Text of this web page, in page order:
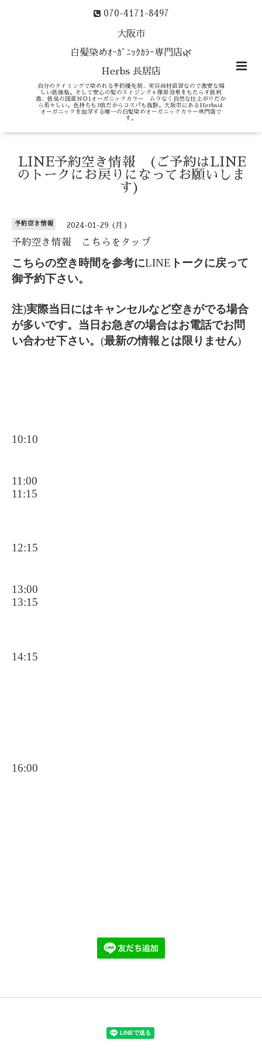
070-4171-8497
大阪市
白髪染めｵｰｶﾞﾆｯｸｶﾗｰ専門店🌿
Herbs 長居店
自分のタイミングで染めれる予約優先制、美容商材直営なので激安な嬉
しい低価格。そして安心の髪のエイジング＋保湿効果をもたらす低刺
激、低臭の国産ＮＯ1オーガニックカラー ムラなく自然な仕上がりだか
ら若々しい。色持ちも3倍だからコスパも抜群。大阪市にあるHerbsは
オーガニックを加学する唯一の白髪染めオーガニックカラー専門店で
す。
LINE予約空き情報 (ご予約はLINE
のトークにお戻りになってお願いしま
す)
予約空き情報 2024-01-29 (月)
予約空き情報 こちらをタップ
こちらの空き時間を参考にLINE トークに戻って
御予約下さい。
注)実際当日にはキャンセルなど空きがでる場合
が多いです。当日お急ぎの場合はお電話でお問
い合わせ下さい。 (最新の情報とは限りません)
10:10
11:00
11:15
12:15
13:00
13:15
14:15
16:00